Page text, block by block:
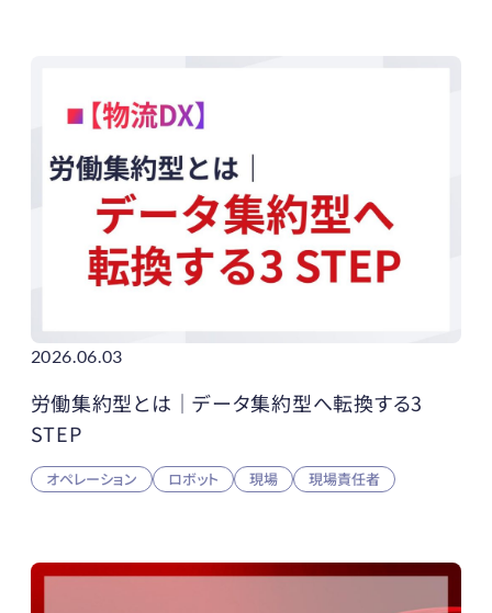
2026.06.03
労働集約型とは｜データ集約型へ転換する3
STEP
オペレーション ロボット 現場 現場責任者